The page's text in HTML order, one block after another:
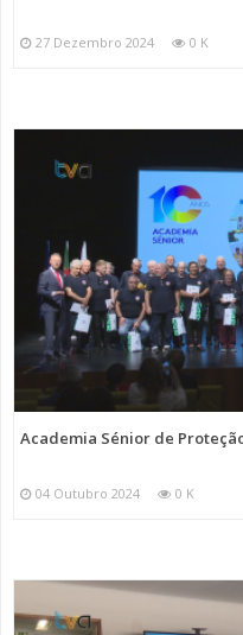
27 Dezembro 2024 0 K
Academia Sénior de
04 Outubro 2024 0 K